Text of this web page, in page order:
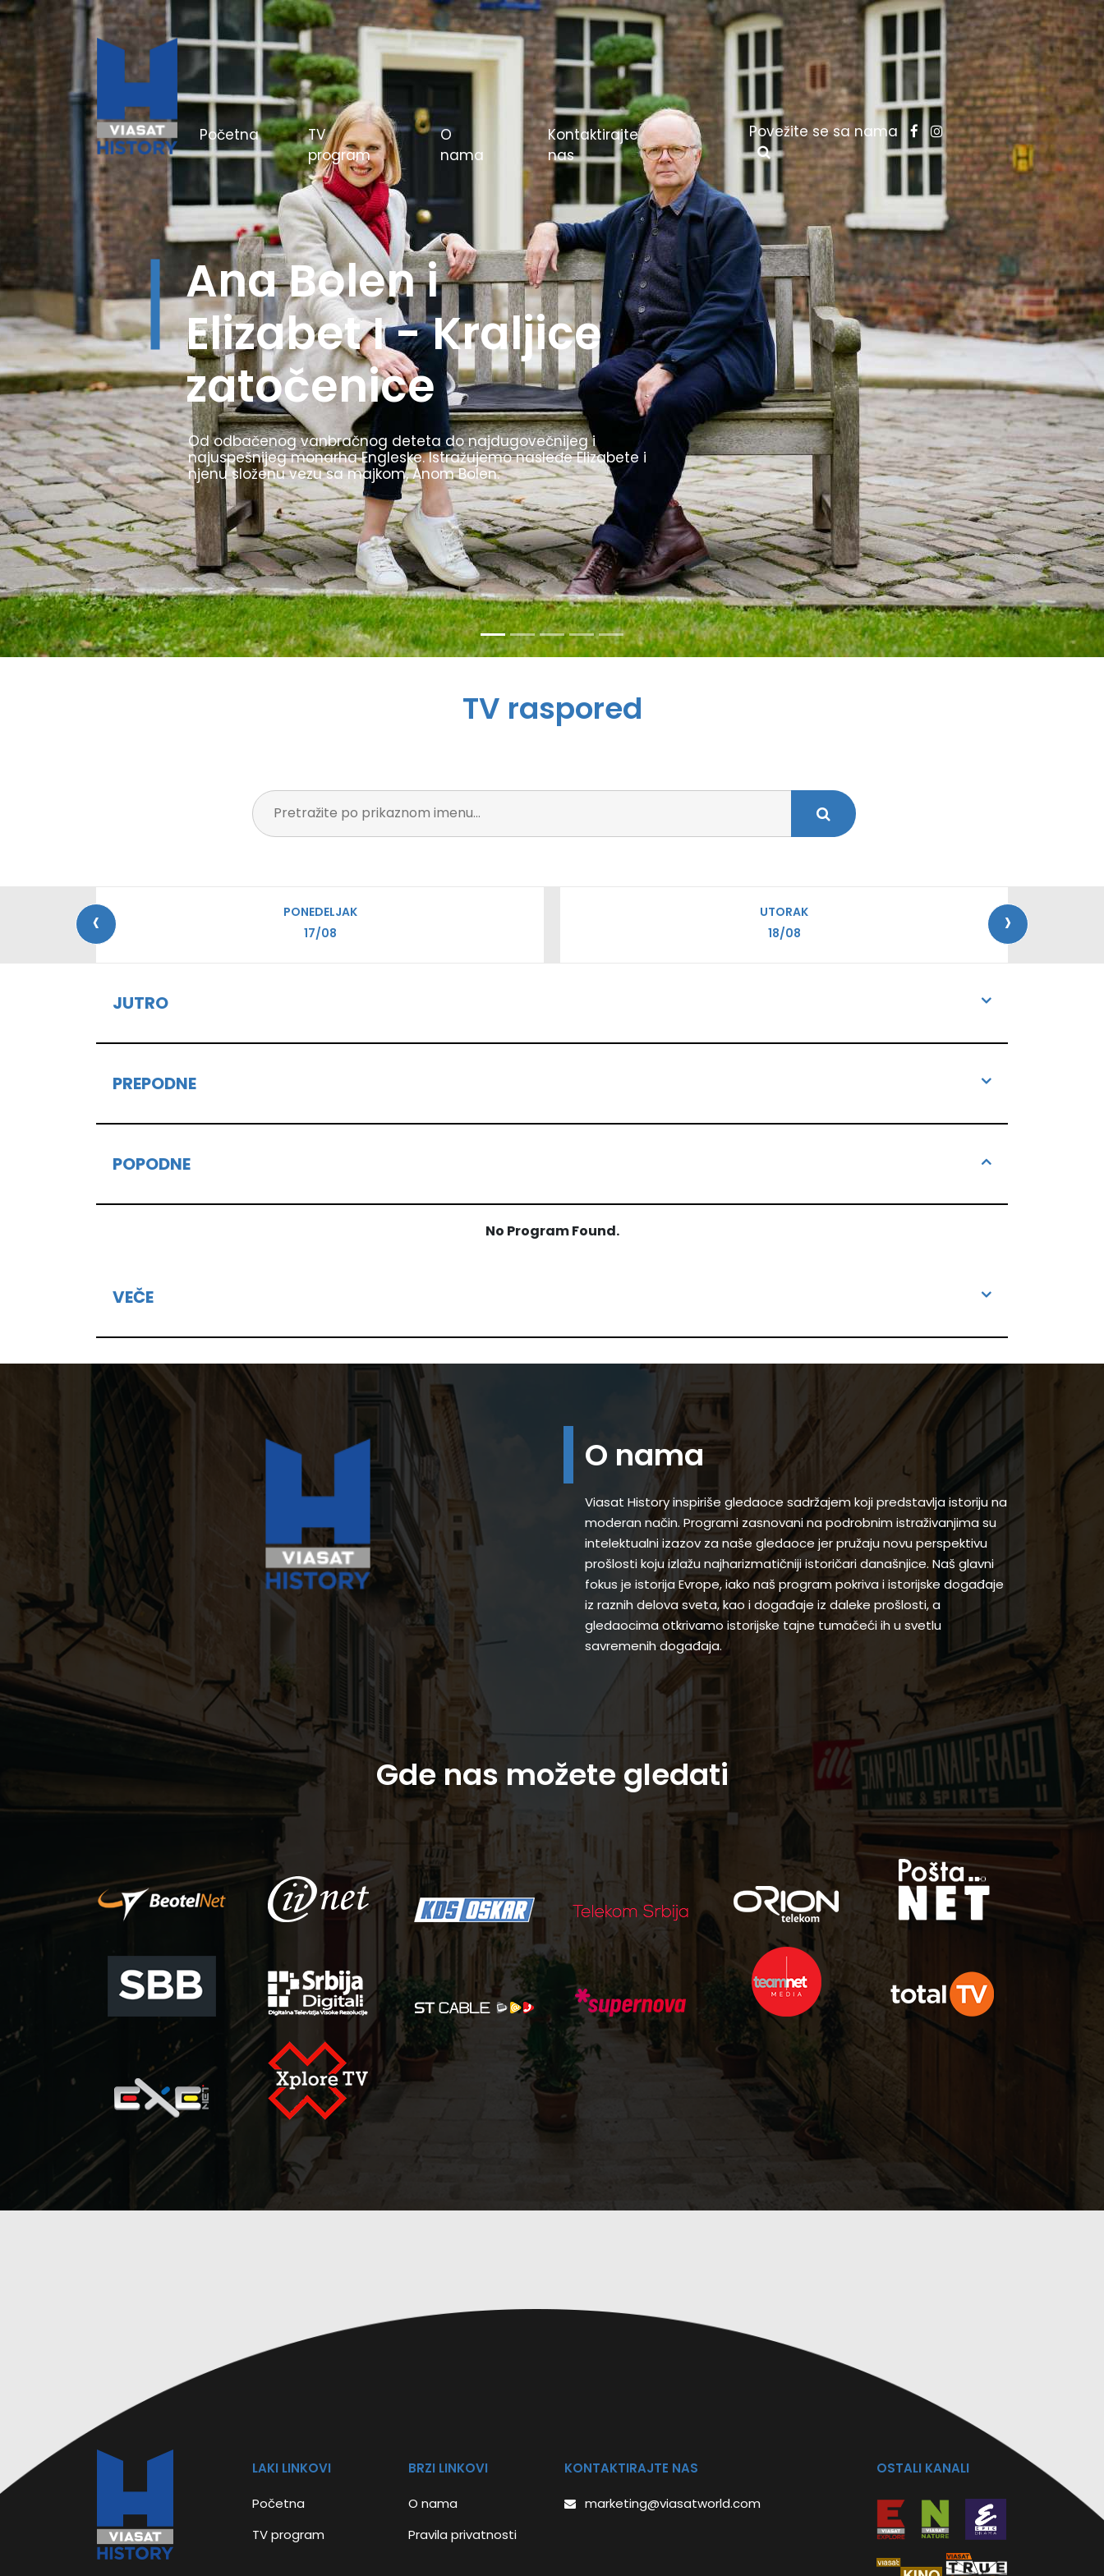
Početna(current)
TV
program
O
nama
Kontaktirajte
nas
Povežite se sa nama
Hitlerove igre u
boji - Berlin 1936.
Olimpijske igre u Berlinu 1936. godine bile su inovativne, uvele su
TV prenos i štafetu sa bakljom. Prikazujemo najzanimljivije trenutke
i to kako ih je Hitler koristio kao propagandu za svoj režim.
TV raspored
PONEDELJAK
17/08
UTORAK
18/08
‹ ›
JUTRO
PREPODNE
POPODNE
No Program Found.
VEČE
O nama
Viasat History inspiriše gledaoce sadržajem koji predstavlja istoriju na
moderan način. Programi zasnovani na podrobnim istraživanjima su
intelektualni izazov za naše gledaoce jer pružaju novu perspektivu
prošlosti koju izlažu najharizmatičniji istoričari današnjice. Naš glavni
fokus je istorija Evrope, iako naš program pokriva i istorijske događaje
iz raznih delova sveta, kao i događaje iz daleke prošlosti, a
gledaocima otkrivamo istorijske tajne tumačeći ih u svetlu
savremenih događaja.
Gde nas možete gledati
LAKI LINKOVI
Početna
TV program
BRZI LINKOVI
O nama
Pravila privatnosti
KONTAKTIRAJTE NAS
marketing@viasatworld.com
OSTALI KANALI